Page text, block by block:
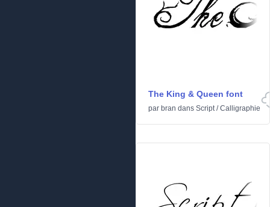
The King & Queen font
par bran dans Script/Calligraphie